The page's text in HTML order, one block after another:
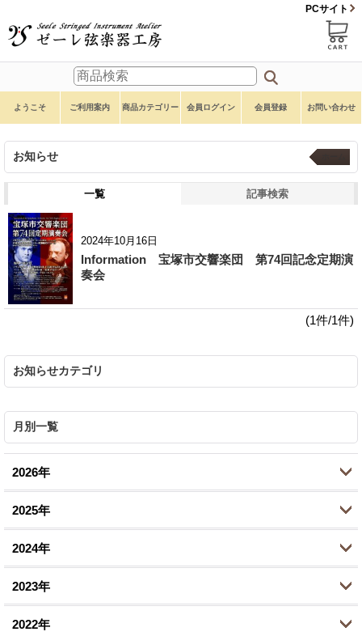
PCサイト
ようこそ ご利用案内 商品カテゴリー 会員ログイン 会員登録 お問い合わせ
お知らせ
一覧 記事検索
2024年10月16日
Information 宝塚市交響楽団 第74回記念定期演
奏会
(1件/1件)
お知らせカテゴリ
月別一覧
2026年
6月 (5)
5月 (1)
4月 (1)
2025年
8月 (2)
6月 (1)
2024年
10月 (1)
2023年
2022年